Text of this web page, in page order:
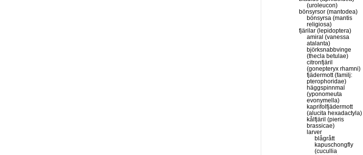
(uroleucon)
bönsyrsor (mantodea)
bönsyrsa (mantis
religiosa)
fjärilar (lepidoptera)
amiral (vanessa
atalanta)
björksnabbvinge
(thecla betulae)
citronfjäril
(gonepteryx rhamni)
fjädermott (familj:
pterophoridae)
häggspinnmal
(yponomeuta
evonymella)
kaprifolfjädermott
(alucita hexadactyla)
kålfjäril (pieris
brassicae)
larver
blågrått
kapuschongfly
(cucullia